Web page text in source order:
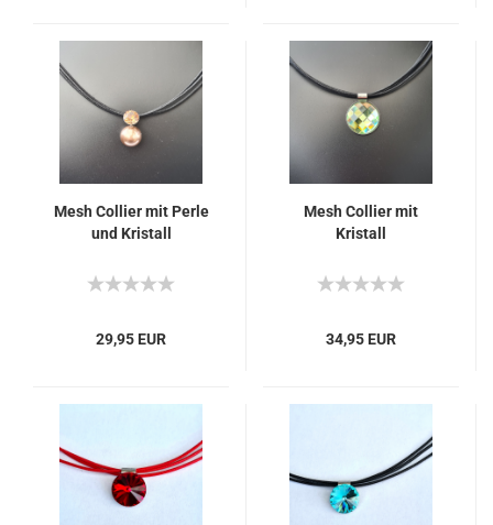
Mesh Collier mit Perle
und Kristall
29,95 EUR
Mesh Collier mit
Kristall
34,95 EUR